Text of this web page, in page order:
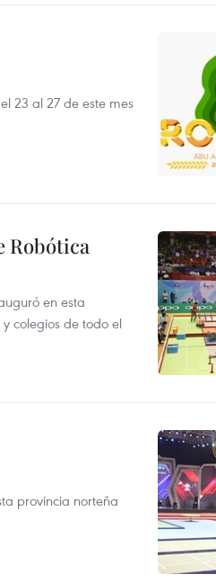
23 al 27 de este mes
Robótica
en esta
colegios de todo el
provincia norteña